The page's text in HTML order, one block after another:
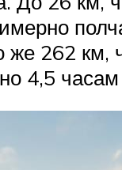
же 262 км,
4,5